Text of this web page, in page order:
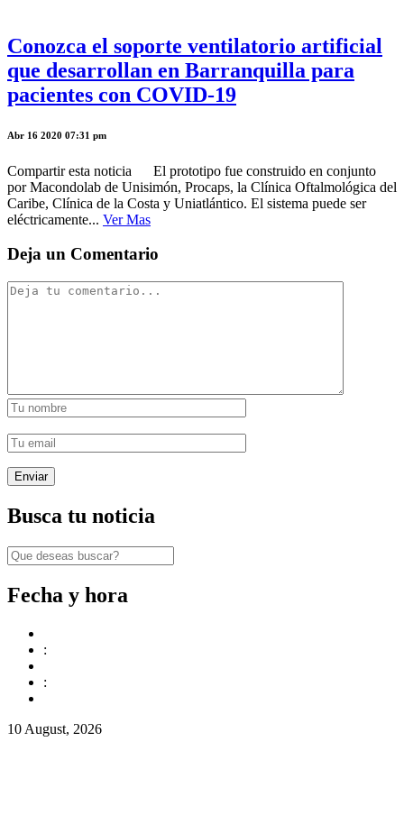
Conozca el soporte ventilatorio artificial
que desarrollan en Barranquilla para
pacientes con COVID-19
Abr 16 2020 07:31 pm
Compartir esta noticia El prototipo fue construido en conjunto
por Macondolab de Unisimón, Procaps, la Clínica Oftalmológica del
Caribe, Clínica de la Costa y Uniatlántico. El sistema puede ser
eléctricamente... Ver Mas
Deja un Comentario
Busca tu noticia
Fecha y hora
:
:
10 August, 2026